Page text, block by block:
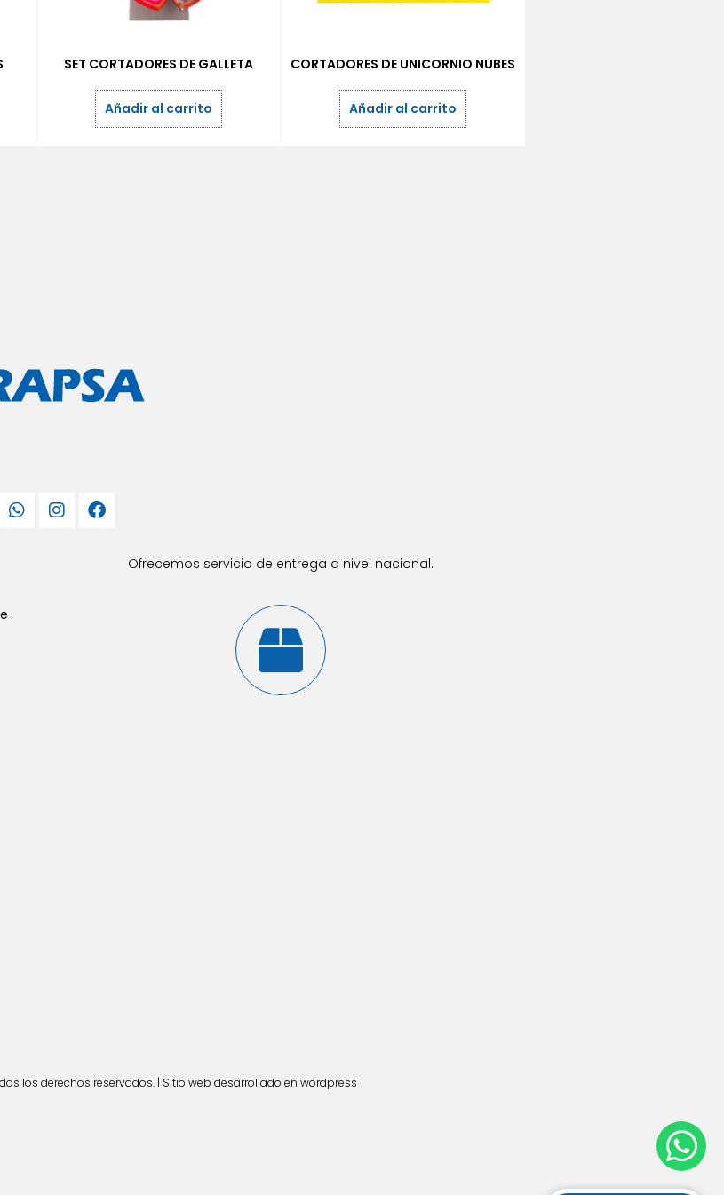
SET CORTADORES DE GALLETA
Añadir al carrito
CORTADORES DE UNICORNIO NUBES
Añadir al carrito
Ofrecemos servicio de entrega a nivel nacional.
los derechos reservados. | Sitio web desarrollado en wordpress